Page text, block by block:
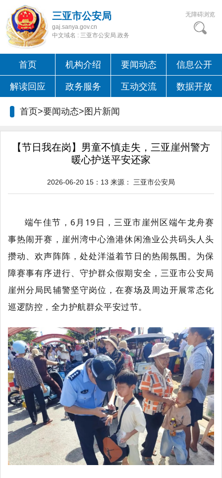
三亚市公安局
gaj.sanya.gov.cn
中文域名 : 三亚市公安局.政务
无障碍浏览
首页 机构介绍 要闻动态 信息公开
解读回应 政务服务 互动交流 数据开放
首页>要闻动态>图片新闻
【节日我在岗】男童不慎走失，三亚崖州警方
暖心护送平安还家
2026-06-20 15：13 来源： 三亚市公安局
端午佳节，6月19日，三亚市崖州区端午龙舟赛
事热闹开赛，崖州湾中心渔港休闲渔业公共码头人头
攒动、欢声阵阵，处处洋溢着节日的热闹氛围。为保
障赛事有序进行、守护群众假期安全，三亚市公安局
崖州分局民辅警坚守岗位，在赛场及周边开展常态化
巡逻防控，全力护航群众平安过节。